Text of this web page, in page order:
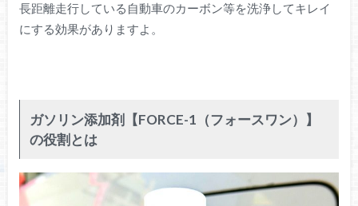
長距離走行している自動車のカーボン等を洗浄してキレイ
にする効果がありますよ。
ガソリン添加剤【FORCE-1（フォースワン）】
の役割とは